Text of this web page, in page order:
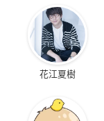
花江夏樹